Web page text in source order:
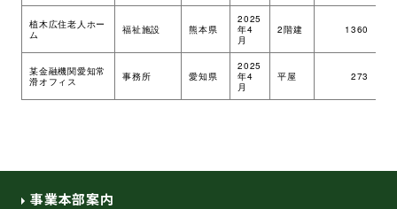
植木広住老人ホー
ム
福祉施設 熊本県
2025
年4
月
2階建 1360
某金融機関愛知常
滑オフィス
事務所 愛知県
2025
年4
月
平屋 273
事業本部案内